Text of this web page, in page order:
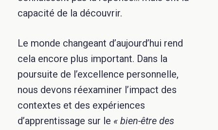
capacité de la découvrir.
Le monde changeant d’aujourd’hui rend
cela encore plus important. Dans la
poursuite de l’excellence personnelle,
nous devons réexaminer l’impact des
contextes et des expériences
d’apprentissage sur le « bien-être des